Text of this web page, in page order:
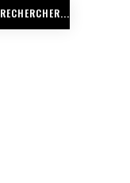
RECHERCHER...